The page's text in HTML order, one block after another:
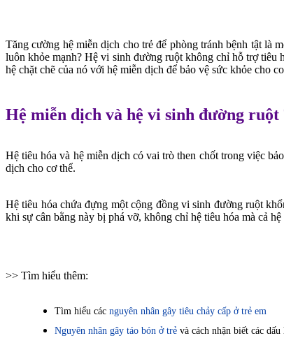
Tăng cường hệ miễn dịch cho trẻ để phòng tránh bệnh tật là
luôn khỏe mạnh? Hệ vi sinh đường ruột không chỉ hỗ trợ tiêu
hệ chặt chẽ của nó với hệ miễn dịch để bảo vệ sức khỏe cho
Hệ miễn dịch và hệ vi sinh đường ruột
Hệ tiêu hóa và hệ miễn dịch có vai trò then chốt trong việc
dịch cho cơ thể.
Hệ tiêu hóa chứa đựng một cộng đồng vi sinh đường ruột
khi sự cân bằng này bị phá vỡ, không chỉ hệ tiêu hóa mà cả
>> Tìm hiểu thêm:
Tìm hiểu các nguyên nhân gây tiêu chảy cấp ở trẻ em
Nguyên nhân gây táo bón ở trẻ và cách nhận biết các dấu